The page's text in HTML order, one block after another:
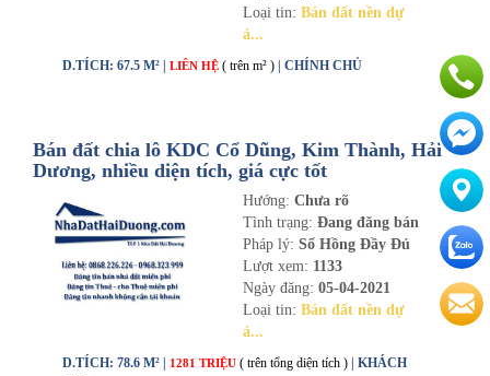
Loại tin: Bán đất nền dự
á...
D.TÍCH: 67.5 M² | LIÊN HỆ ( trên m² ) | CHÍNH CHỦ
Bán đất chia lô KDC Cổ Dũng, Kim Thành, Hải
Dương, nhiều diện tích, giá cực tốt
Hướng: Chưa rõ
Tình trạng: Đang đăng bán
Pháp lý: Sổ Hồng Đầy Đủ
Lượt xem: 1133
Ngày đăng: 05-04-2021
Loại tin: Bán đất nền dự
á...
D.TÍCH: 78.6 M² | 1281 TRIỆU ( trên tổng diện tích )
| KHÁCH